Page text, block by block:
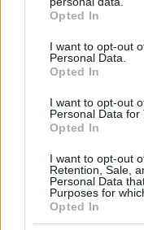
grant or deny consent
use your data for
consent section.
Opted In
I want to opt-out
Personal Data.
Opted In
I want to opt-out
Personal Data for
Opted In
I want to opt-out
Retention, Sale,
Personal Data
Purposes for
Opted In
Η απουσία μέσα
μηνύματα: Πώς η
να τον
Βρετανίδας στην